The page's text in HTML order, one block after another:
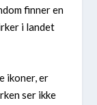
finner en
i landet
ikoner, er
ser ikke